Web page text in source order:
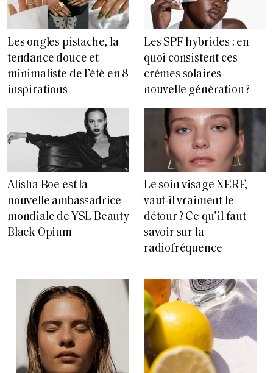
Les ongles pistache, la
tendance douce et
minimaliste de l’été en 8
inspirations
Les SPF hybrides : en
quoi consistent ces
crèmes solaires
nouvelle génération ?
Alisha Boe est la
nouvelle ambassadrice
mondiale de YSL Beauty
Black Opium
Le soin visage XERF,
vaut-il vraiment le
détour ? Ce qu’il faut
savoir sur la
radiofréquence